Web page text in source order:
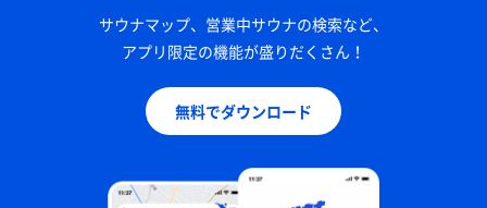
サウナマップ、営業中サウナの検索など、
アプリ限定の機能が盛りだくさん！
無料でダウンロード